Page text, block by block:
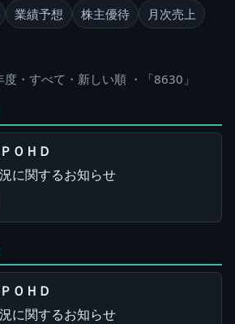
業績予想 株主優待
月次売上
・すべて・新しい順 ・「8630」
ＯＨＤ
に関するお知らせ
ＯＨＤ
に関するお知らせ